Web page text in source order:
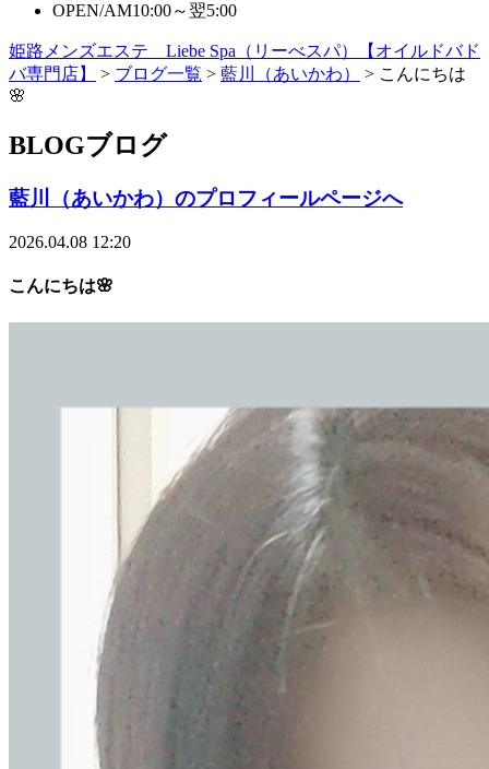
OPEN/AM10:00～翌5:00
姫路メンズエステ Liebe Spa（リーべスパ）【オイルドバド
バ専門店】
> ブログ一覧 > 藍川（あいかわ）
> こんにちは
🌸
BLOGブログ
藍川（あいかわ）のプロフィールページへ
2026.04.08 12:20
こんにちは🌸